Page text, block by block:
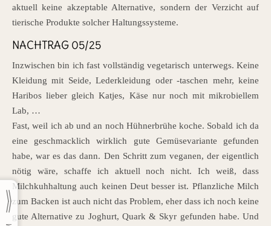
aktuell keine akzeptable Alternative, sondern der Verzicht auf
tierische Produkte solcher Haltungssysteme.
NACHTRAG 05/25
Inzwischen bin ich fast vollständig vegetarisch unterwegs. Keine
Kleidung mit Seide, Lederkleidung oder -taschen mehr, keine
Haribos lieber gleich Katjes, Käse nur noch mit mikrobiellem
Lab, …
Fast, weil ich ab und an noch Hühnerbrühe koche. Sobald ich da
eine geschmacklich wirklich gute Gemüsevariante gefunden
habe, war es das dann. Den Schritt zum veganen, der eigentlich
nötig wäre, schaffe ich aktuell noch nicht. Ich weiß, dass
Milchkuhhaltung auch keinen Deut besser ist. Pflanzliche Milch
zum Backen ist auch nicht das Problem, eher dass ich noch keine
gute Alternative zu Joghurt, Quark & Skyr gefunden habe. Und